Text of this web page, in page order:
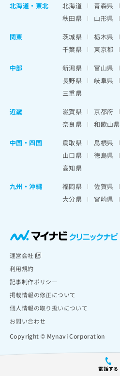
電話する
北海道 ・ 東北 北海道 青森県
秋田県
山形県
関東
茨城県 栃木県
千葉県
東京都
中部
新潟県 富山県
長野県
岐阜県
三重県
近畿
滋賀県 京都府
奈良県
和歌山県
中国・四国
鳥取県 島根県
山口県
徳島県
高知県
九州・沖縄
福岡県 佐賀県
大分県
宮崎県
運営会社
利用規約
記事制作ポリシー
掲載情報の修正について
個人情報の取り扱いについて
お問い合わせ
Copyright © Mynavi Corporation